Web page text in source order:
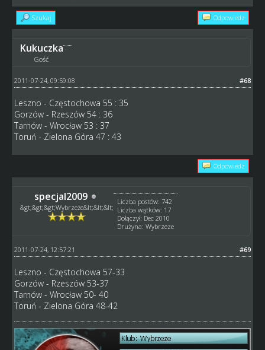
Szukaj Odpowiedz
Kukuczka
Gość
#68
2011-07-24, 09:59:08
Leszno - Częstochowa 55 : 35
Gorzów - Rzeszów 54 : 36
Tarnów - Wrocław 53 : 37
Toruń - Zielona Góra 47 : 43
Odpowiedz
specjal2009
&gt;&gt;&gt;Wybrzeże&lt;&lt;&lt;
Liczba postów: 742
Liczba wątków: 17
Dołączył: Dec 2010
Drużyna: Wybrzeze
#69
2011-07-24, 12:57:21
Leszno - Częstochowa 57-33
Gorzów - Rzeszów 53-37
Tarnów - Wrocław 50- 40
Toruń - Zielona Góra 48-42